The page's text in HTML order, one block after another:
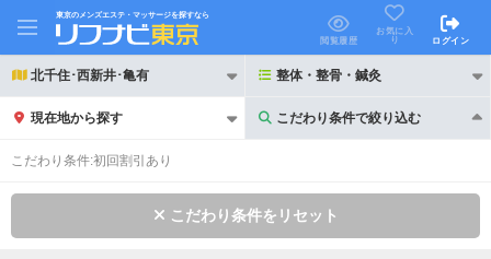
東京のメンズエステ・マッサージを探すなら
閲覧履歴
お気に入
り
ログイン
北千住･西新井･亀有 整体・整骨・鍼灸
現在地から探す こだわり条件で絞り込む
こだわり条件で絞り込む
こだわり条件:初回割引あり
こだわり条件をリセット